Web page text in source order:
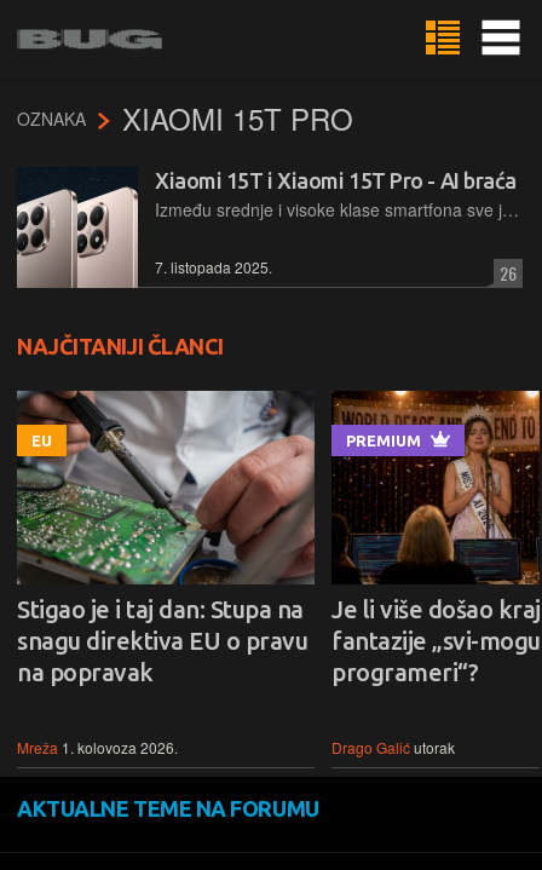
OZNAKA XIAOMI 15T PRO
Xiaomi 15T i Xiaomi 15T Pro - AI braća
Između srednje i visoke klase smartfona sve je tanja linija razdvajanja, a Xiaomi se potrudio da ju novom serijom – na sreću korisnika – učini još manje vidljivom…
7. listopada 2025. 26
NAJČITANIJI ČLANCI
EU
Stigao je i taj dan: Stupa na
snagu direktiva EU o pravu
na popravak
Mreža 1. kolovoza 2026.
PREMIUM
Je li više došao kraj
fantazije „svi-
programeri“?
Drago Galićutorak
AKTUALNE TEME NA FORUMU